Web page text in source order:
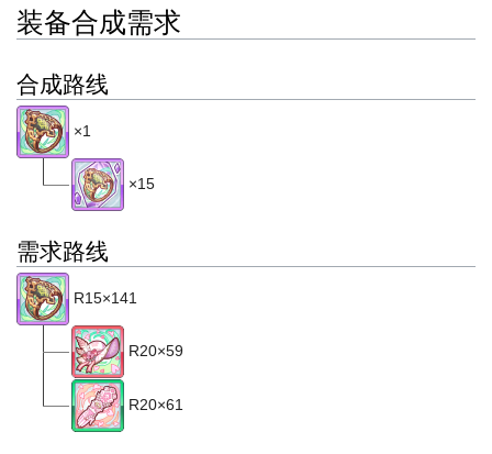
装备合成需求
合成路线
×1
×15
需求路线
R15×141
R20×59
R20×61